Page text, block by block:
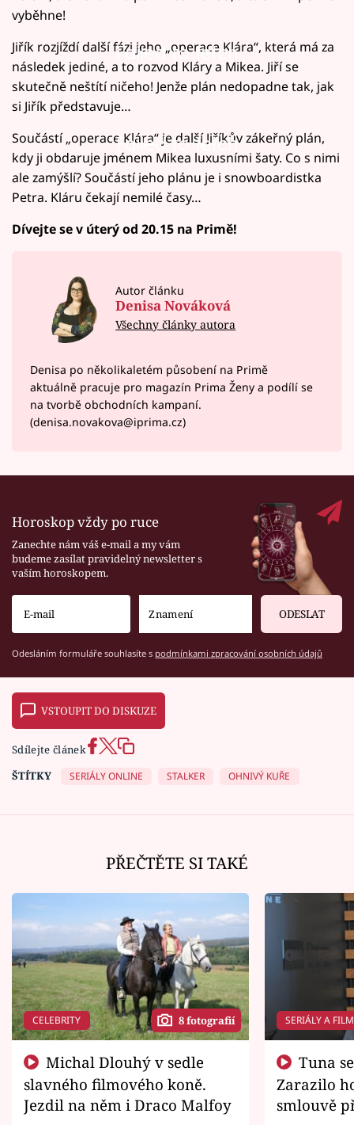
vyběhne!
Failed to fetch
Jiřík rozjíždí další fázi jeho „operace Klára“, která má za
následek jediné, a to rozvod Kláry a Mikea. Jiří se
skutečně neštítí ničeho! Jenže plán nedopadne tak, jak
si Jiřík představuje…
Failed to fetch
Součástí „operace Klára“ je další Jiříkův zákeřný plán,
kdy ji obdaruje jménem Mikea luxusními šaty. Co s nimi
ale zamýšlí? Součástí jeho plánu je i snowboardistka
Petra. Kláru čekají nemilé časy…
Dívejte se v úterý od 20.15 na Primě!
Autor článku
Denisa Nováková
Všechny články autora
Denisa po několikaletém působení na Primě
aktuálně pracuje pro magazín Prima Ženy a podílí se
na tvorbě obchodních kampaní.
(denisa.novakova@iprima.cz)
Horoskop vždy po ruce
Zanechte nám váš e-mail a my vám
budeme zasílat pravidelný newsletter s
vaším horoskopem.
ODESLAT
Odesláním formuláře souhlasíte s podmínkami zpracování osobních údajů
VSTOUPIT DO DISKUZE
Sdílejte článek
ŠTÍTKY
SERIÁLY ONLINE STALKER OHNIVÝ KUŘE
PŘEČTĚTE SI TAKÉ
CELEBRITY 8 fotografií
slavného filmového koně.
Jezdil na něm i Draco Malfoy
SERIÁLY A
Zarazilo
smlouvě